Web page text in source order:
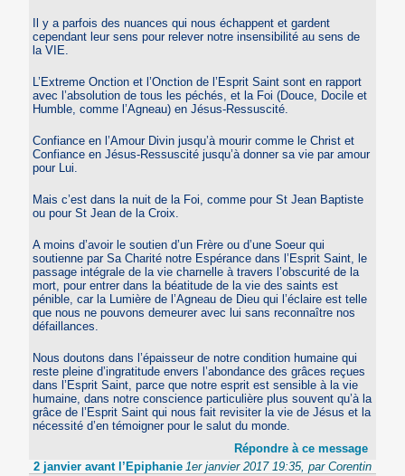
Il y a parfois des nuances qui nous échappent et gardent
cependant leur sens pour relever notre insensibilité au sens de
la VIE.
L’Extreme Onction et l’Onction de l’Esprit Saint sont en rapport
avec l’absolution de tous les péchés, et la Foi (Douce, Docile et
Humble, comme l’Agneau) en Jésus-Ressuscité.
Confiance en l’Amour Divin jusqu’à mourir comme le Christ et
Confiance en Jésus-Ressuscité jusqu’à donner sa vie par amour
pour Lui.
Mais c’est dans la nuit de la Foi, comme pour St Jean Baptiste
ou pour St Jean de la Croix.
A moins d’avoir le soutien d’un Frère ou d’une Soeur qui
soutienne par Sa Charité notre Espérance dans l’Esprit Saint, le
passage intégrale de la vie charnelle à travers l’obscurité de la
mort, pour entrer dans la béatitude de la vie des saints est
pénible, car la Lumière de l’Agneau de Dieu qui l’éclaire est telle
que nous ne pouvons demeurer avec lui sans reconnaître nos
défaillances.
Nous doutons dans l’épaisseur de notre condition humaine qui
reste pleine d’ingratitude envers l’abondance des grâces reçues
dans l’Esprit Saint, parce que notre esprit est sensible à la vie
humaine, dans notre conscience particulière plus souvent qu’à la
grâce de l’Esprit Saint qui nous fait revisiter la vie de Jésus et la
nécessité d’en témoigner pour le salut du monde.
Répondre à ce message
2 janvier avant l’Epiphanie 1er janvier 2017 19:35, par Corentin